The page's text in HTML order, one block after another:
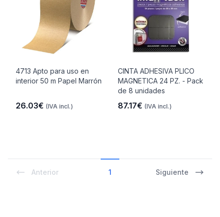
4713 Apto para uso en
interior 50 m Papel Marrón
26.03€ (IVA incl.)
CINTA ADHESIVA PLICO
MAGNETICA 24 PZ. - Pack
de 8 unidades
87.17€ (IVA incl.)
Anterior 1 Siguiente